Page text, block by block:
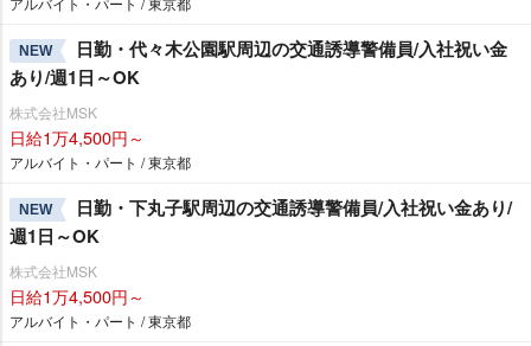
NEW
日勤・代々木公園駅周辺の交通誘導警備員/入社祝い金
あり/週1日～OK
株式会社MSK
日給1万4,500円～
アルバイト・パート / 東京都
NEW
日勤・下丸子駅周辺の交通誘導警備員/入社祝い金あり/
週1日～OK
株式会社MSK
日給1万4,500円～
アルバイト・パート / 東京都